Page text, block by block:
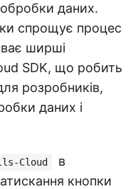
даних.
спрощує процес
ширші
SDK, що робить
розробників,
даних і
Cloud
в
кнопки